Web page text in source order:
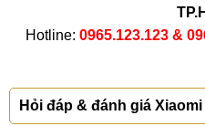
Hotline: 0965.123.123 &
Hỏi đáp & đánh giá